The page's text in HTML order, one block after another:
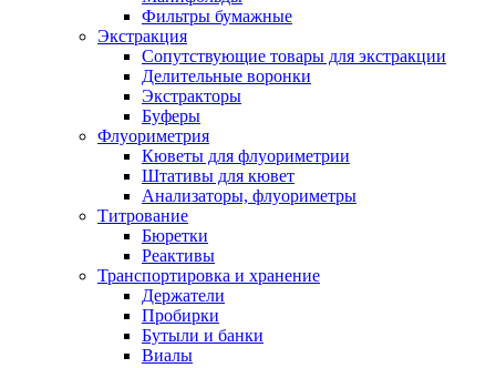
Фильтры бумажные
Экстракция
Сопутствующие товары для экстракции
Делительные воронки
Экстракторы
Буферы
Флуориметрия
Кюветы для флуориметрии
Штативы для кювет
Анализаторы, флуориметры
Титрование
Бюретки
Реактивы
Транспортировка и хранение
Держатели
Пробирки
Бутыли и банки
Виалы